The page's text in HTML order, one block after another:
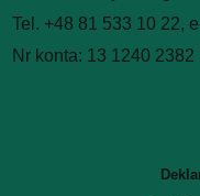
WIĘCEJ O:
Podstawą gospodarki
przez Zarząd
Tel. +48 81 533 10 22,
Nr konta: 13 1240